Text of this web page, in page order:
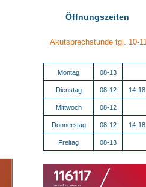
Öffnungszeiten
Akutsprechstunde tgl. 10-11
Montag 08-13
Dienstag 08-12 14-18
Mittwoch 08-12
Donnerstag 08-12 14-18
Freitag 08-13